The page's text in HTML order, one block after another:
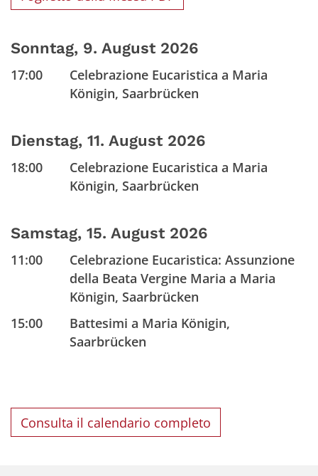
Sonntag, 9. August 2026
17:00
Celebrazione Eucaristica a Maria
Königin, Saarbrücken
Dienstag, 11. August 2026
18:00
Celebrazione Eucaristica a Maria
Königin, Saarbrücken
Samstag, 15. August 2026
11:00
Celebrazione Eucaristica: Assunzione
della Beata Vergine Maria a Maria
Königin, Saarbrücken
15:00
Battesimi a Maria Königin,
Saarbrücken
Consulta il calendario completo